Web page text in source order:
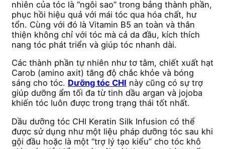
nhiên của tóc là “ngôi sao” trong bảng thành phần,
phục hồi hiệu quả với mái tóc qua hóa chất, hư
tổn. Cùng với đó là Vitamin B5 an toàn và thân
thiện không chỉ với tóc mà cả da đầu, kích thích
nang tóc phát triển và giúp tóc nhanh dài.
Các thành phần tự nhiên như tơ tằm, chiết xuất hạt
Carob (amino axit) tăng độ chắc khỏe và bóng
sáng cho tóc. Dưỡng tóc CHI này cũng có sự trợ
giúp dưỡng ẩm tối đa từ tinh dầu argan và jojoba
khiến tóc luôn được trong trạng thái tốt nhất.
Dầu dưỡng tóc CHI Keratin Silk Infusion có thể
được sử dụng như một liệu pháp dưỡng tóc sau khi
gội đầu hoặc là một “trợ lý tạo kiểu” cho tóc khô